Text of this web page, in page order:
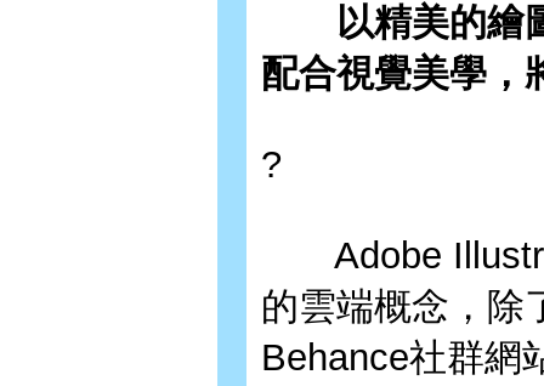
以精美的繪圖
配合視覺美學，
?
Adobe
的雲端概念，除
Behance社群網